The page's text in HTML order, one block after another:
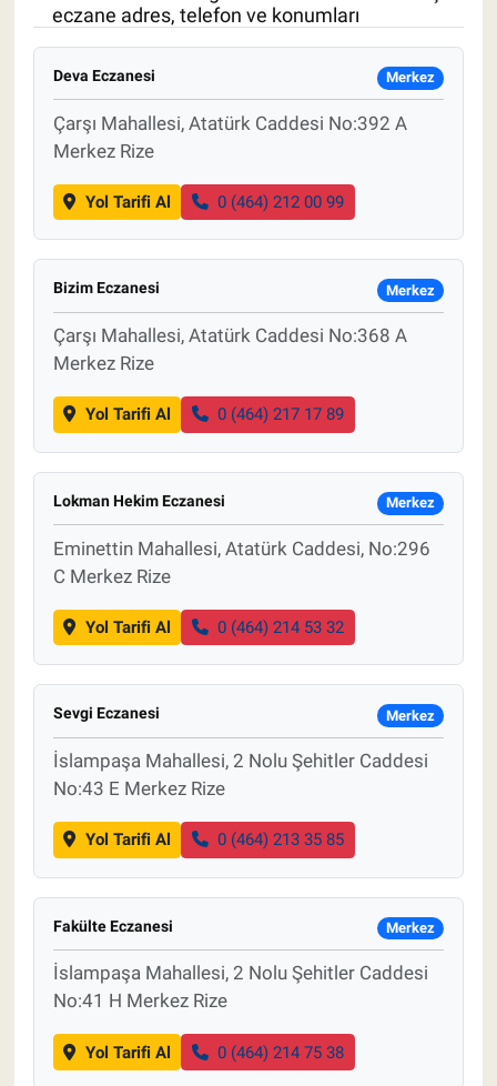
eczane adres, telefon ve konumları
Deva Eczanesi Merkez
Çarşı Mahallesi, Atatürk Caddesi No:392 A
Merkez Rize
Yol Tarifi Al 0 (464) 212 00 99
Bizim Eczanesi Merkez
Çarşı Mahallesi, Atatürk Caddesi No:368 A
Merkez Rize
Yol Tarifi Al 0 (464) 217 17 89
Lokman Hekim Eczanesi Merkez
Eminettin Mahallesi, Atatürk Caddesi, No:296
C Merkez Rize
Yol Tarifi Al 0 (464) 214 53 32
Sevgi Eczanesi Merkez
İslampaşa Mahallesi, 2 Nolu Şehitler Caddesi
No:43 E Merkez Rize
Yol Tarifi Al 0 (464) 213 35 85
Fakülte Eczanesi Merkez
İslampaşa Mahallesi, 2 Nolu Şehitler Caddesi
No:41 H Merkez Rize
Yol Tarifi Al 0 (464) 214 75 38
Et fiyatları
Tarım Bilgisi
Yetiştirici Soruyor
Dünyada Tarım
Üretici Birlikleri
Tahıllar ve Baklagiller
Tohum